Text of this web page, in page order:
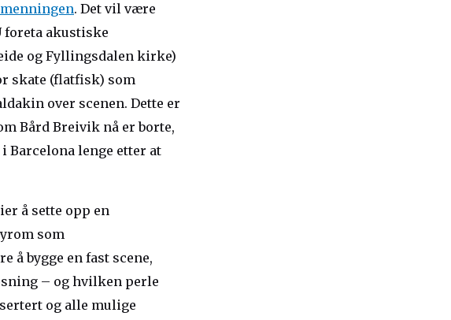
. Det vil være
foreta akustiske
og Fyllingsdalen kirke)
skate (flatfisk) som
over scenen. Dette er
Bård Breivik nå er borte,
Barcelona lenge etter at
å sette opp en
som
å bygge en fast scene,
– og hvilken perle
og alle mulige